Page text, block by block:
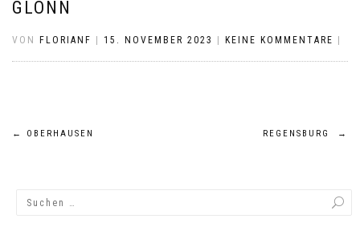
GLONN
VON FLORIANF 15. NOVEMBER 2023 KEINE KOMMENTARE
Beitragsnavigation
← OBERHAUSEN REGENSBURG →